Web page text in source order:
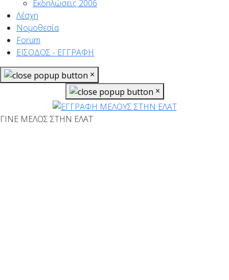
Εκδηλώσεις 2006
Λέσχη
Νομοθεσία
Forum
ΕΙΣΟΔΟΣ - ΕΓΓΡΑΦΗ
×
×
ΓΙΝΕ ΜΕΛΟΣ ΣΤΗΝ ΕΛΑΤ